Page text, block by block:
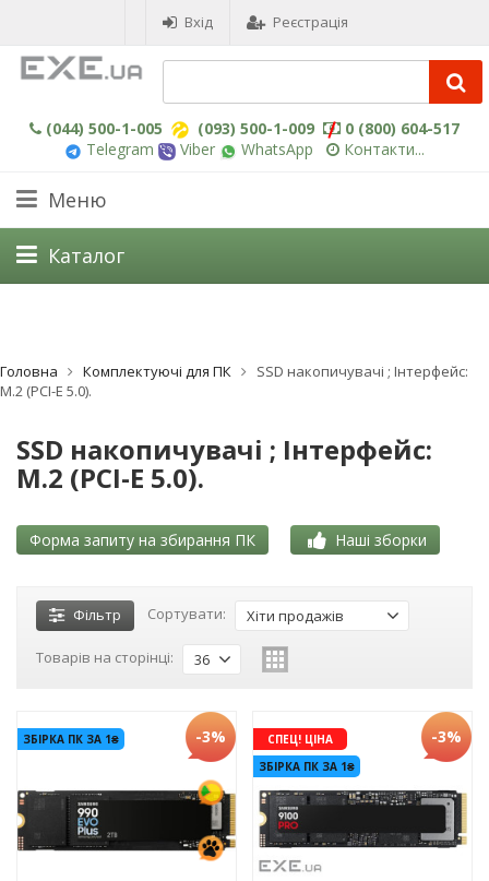
Вхід Реєстрація
(044) 500-1-005 (093) 500-1-009
0 (800) 604-517
Telegram
Viber WhatsApp Контакти...
Меню
Каталог
Головна Комплектуючі для ПК
SSD накопичувачі ; Інтерфейс:
M.2 (PCI-E 5.0).
SSD накопичувачі ; Інтерфейс:
M.2 (PCI-E 5.0).
Форма запиту на збирання ПК Наші зборки
Фільтр Сортувати: Хіти продажів
Товарів на сторінці: 36
ЗБІРКА ПК ЗА 1₴ -3%
СПЕЦ! ЦІНА
ЗБІРКА ПК ЗА 1₴
-3%